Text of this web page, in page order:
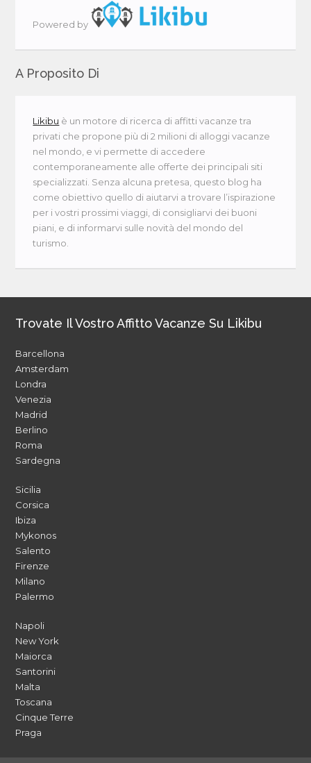
Powered by
A Proposito Di
Likibu è un motore di ricerca di affitti vacanze tra
privati che propone più di 2 milioni di alloggi vacanze
nel mondo, e vi permette di accedere
contemporaneamente alle offerte dei principali siti
specializzati. Senza alcuna pretesa, questo blog ha
come obiettivo quello di aiutarvi a trovare l’ispirazione
per i vostri prossimi viaggi, di consigliarvi dei buoni
piani, e di informarvi sulle novità del mondo del
turismo.
Trovate Il Vostro Affitto Vacanze Su Likibu
Barcellona
Amsterdam
Londra
Venezia
Madrid
Berlino
Roma
Sardegna
Sicilia
Corsica
Ibiza
Mykonos
Salento
Firenze
Milano
Palermo
Napoli
New York
Maiorca
Santorini
Malta
Toscana
Cinque Terre
Praga